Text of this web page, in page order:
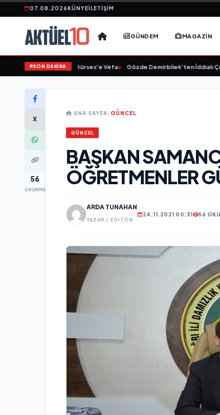
07.08.2026KÜNYEİLETIŞIM
GÜNDEM MAGAZIN
SON DAKİKA
Linet'ten Müslüm Gürses'e Vefa• Gözde Demirbilek’ten İddialı
X
56
OKUNMA
ANA SAYFA/GÜNCEL
GÜNCEL
BAŞKAN
ÖĞRETMENLER
ARDA TUNAHAN
YAZAR / EDITÖR
24.11.2021 00:31 56